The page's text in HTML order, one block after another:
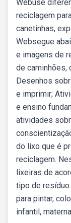
Webuse
reciclagem
canetinhas,
Websegue
e imagens de
de caminhões,
Desenhos
e imprimir;
e ensino
atividades
do lixo que é
reciclagem.
lixeiras de
tipo de
para pintar,
infantil,